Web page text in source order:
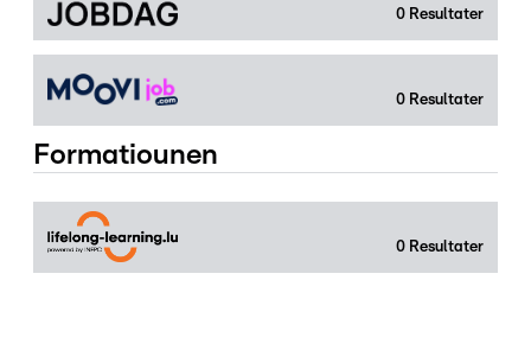
0 Resultater
0 Resultater
Formatiounen
0 Resultater